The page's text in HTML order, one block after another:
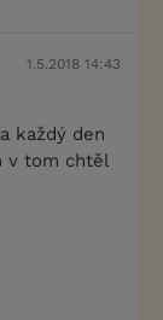
1.5.2018 14:43
každý den
v tom chtěl